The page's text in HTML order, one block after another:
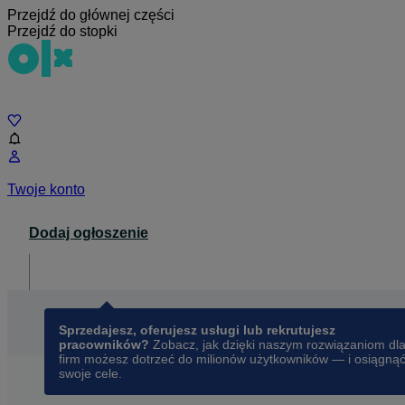
Przejdź do głównej części
Przejdź do stopki
Twoje konto
Dodaj ogłoszenie
Sprzedajesz, oferujesz usługi lub rekrutujesz
pracowników? Zobacz, jak dzięki naszym rozwiązaniom dla
firm możesz dotrzeć do milionów użytkowników — i osiągnąć
swoje cele.